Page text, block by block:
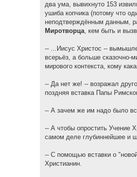
два ума, вывихнуто 153
ушиба копчика (потому что
неподтверждённым данным,
Миротворца, кем быть и
-- ...Иисус Христос --
всерьёз, а больше сказочно-
мирового контекста, кому
-- Да нет же! -- возражал
поздняя вставка Папы
-- А зачем же им надо было
-- А чтобы опростить Учение
самом деле глубиннейшее и
-- С помощью вставки о
Христианин.